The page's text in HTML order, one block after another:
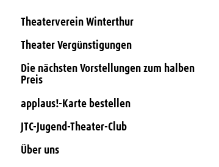
Theaterverein Winterthur
Theater Vergünstigungen
Die nächsten Vorstellungen zum halben
Preis
applaus!-Karte bestellen
JTC-Jugend-Theater-Club
Über uns